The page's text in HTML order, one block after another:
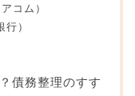
コム）
）
債務整理のすす